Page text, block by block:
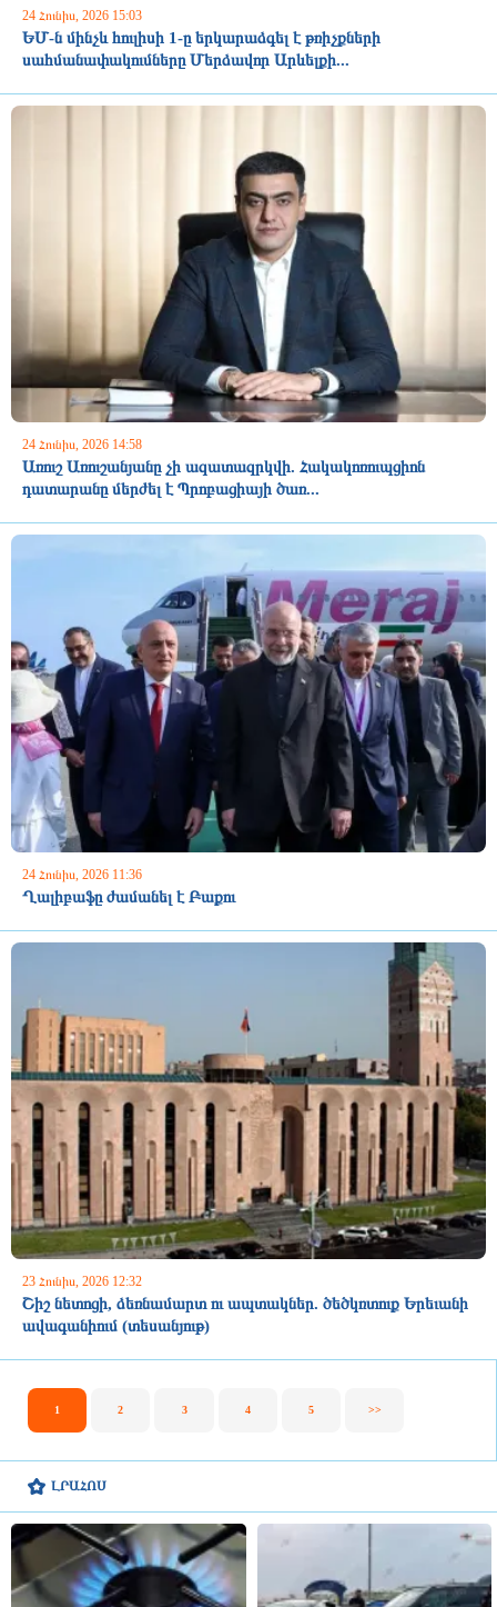
ԼՐԱՀՈՍ
24 Հունիս, 2026 15:03
ԵՄ-ն մինչև հուլիսի 1-ը երկարաձգել է թռիչքների
սահմանափակումները Մերձավոր Արևելքի...
24 Հունիս, 2026 14:58
Առուշ Առուշանյանը չի ազատազրկվի. Հակակոռուպցիոն
դատարանը մերժել է Պրոբացիայի ծառ...
24 Հունիս, 2026 11:36
Ղալիբաֆը ժամանել է Բաքու
23 Հունիս, 2026 12:32
Շիշ նետոցի, ձեռնամարտ ու ապտակներ. ծեծկռտուք Երեւանի
ավագանիում (տեսանյութ)
1 2 3 4 5 >>